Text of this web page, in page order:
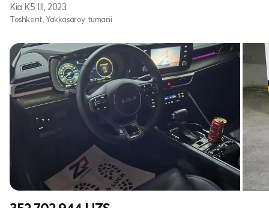
Kia K5 III, 2023
Toshkent, Yakkasaroy tumani